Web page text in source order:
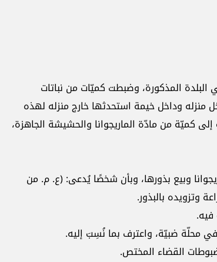
المذكورة، وضبطت كميّات من نباتات
منزله وداخل خيمة استحدثها خارج منزله لهذه
كميّة من مادّة الماريجوانا والحشيشة الجاهزة،
وبيع بذورها، وبأن شخصًا يُدعى: (ع. م. من
محلّة ضبيّة، واعترف بما نُسِبَ إليه.
القضاء المختص.